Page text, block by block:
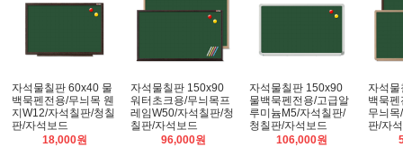
자석물칠판 60x40 물
백묵펜전용/무늬목 웬
지W12/자석칠판/청칠
판/자석보드
18,000원
자석물칠판 150x90
워터초크용/무늬목프
레임W50/자석칠판/청
칠판/자석보드
96,000원
자석물칠판 150x90
물백묵펜전용/고급알
루미늄M5/자석칠판/
청칠판/자석보드
106,000원
자석물
백묵
무늬
판/자